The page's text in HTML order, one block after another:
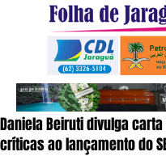
Daniela Beiruti divulga
críticas ao lançamento do